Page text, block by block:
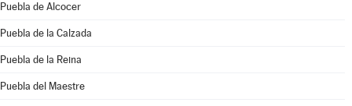
Puebla de Alcocer
Puebla de la Calzada
Puebla de la Reina
Puebla del Maestre